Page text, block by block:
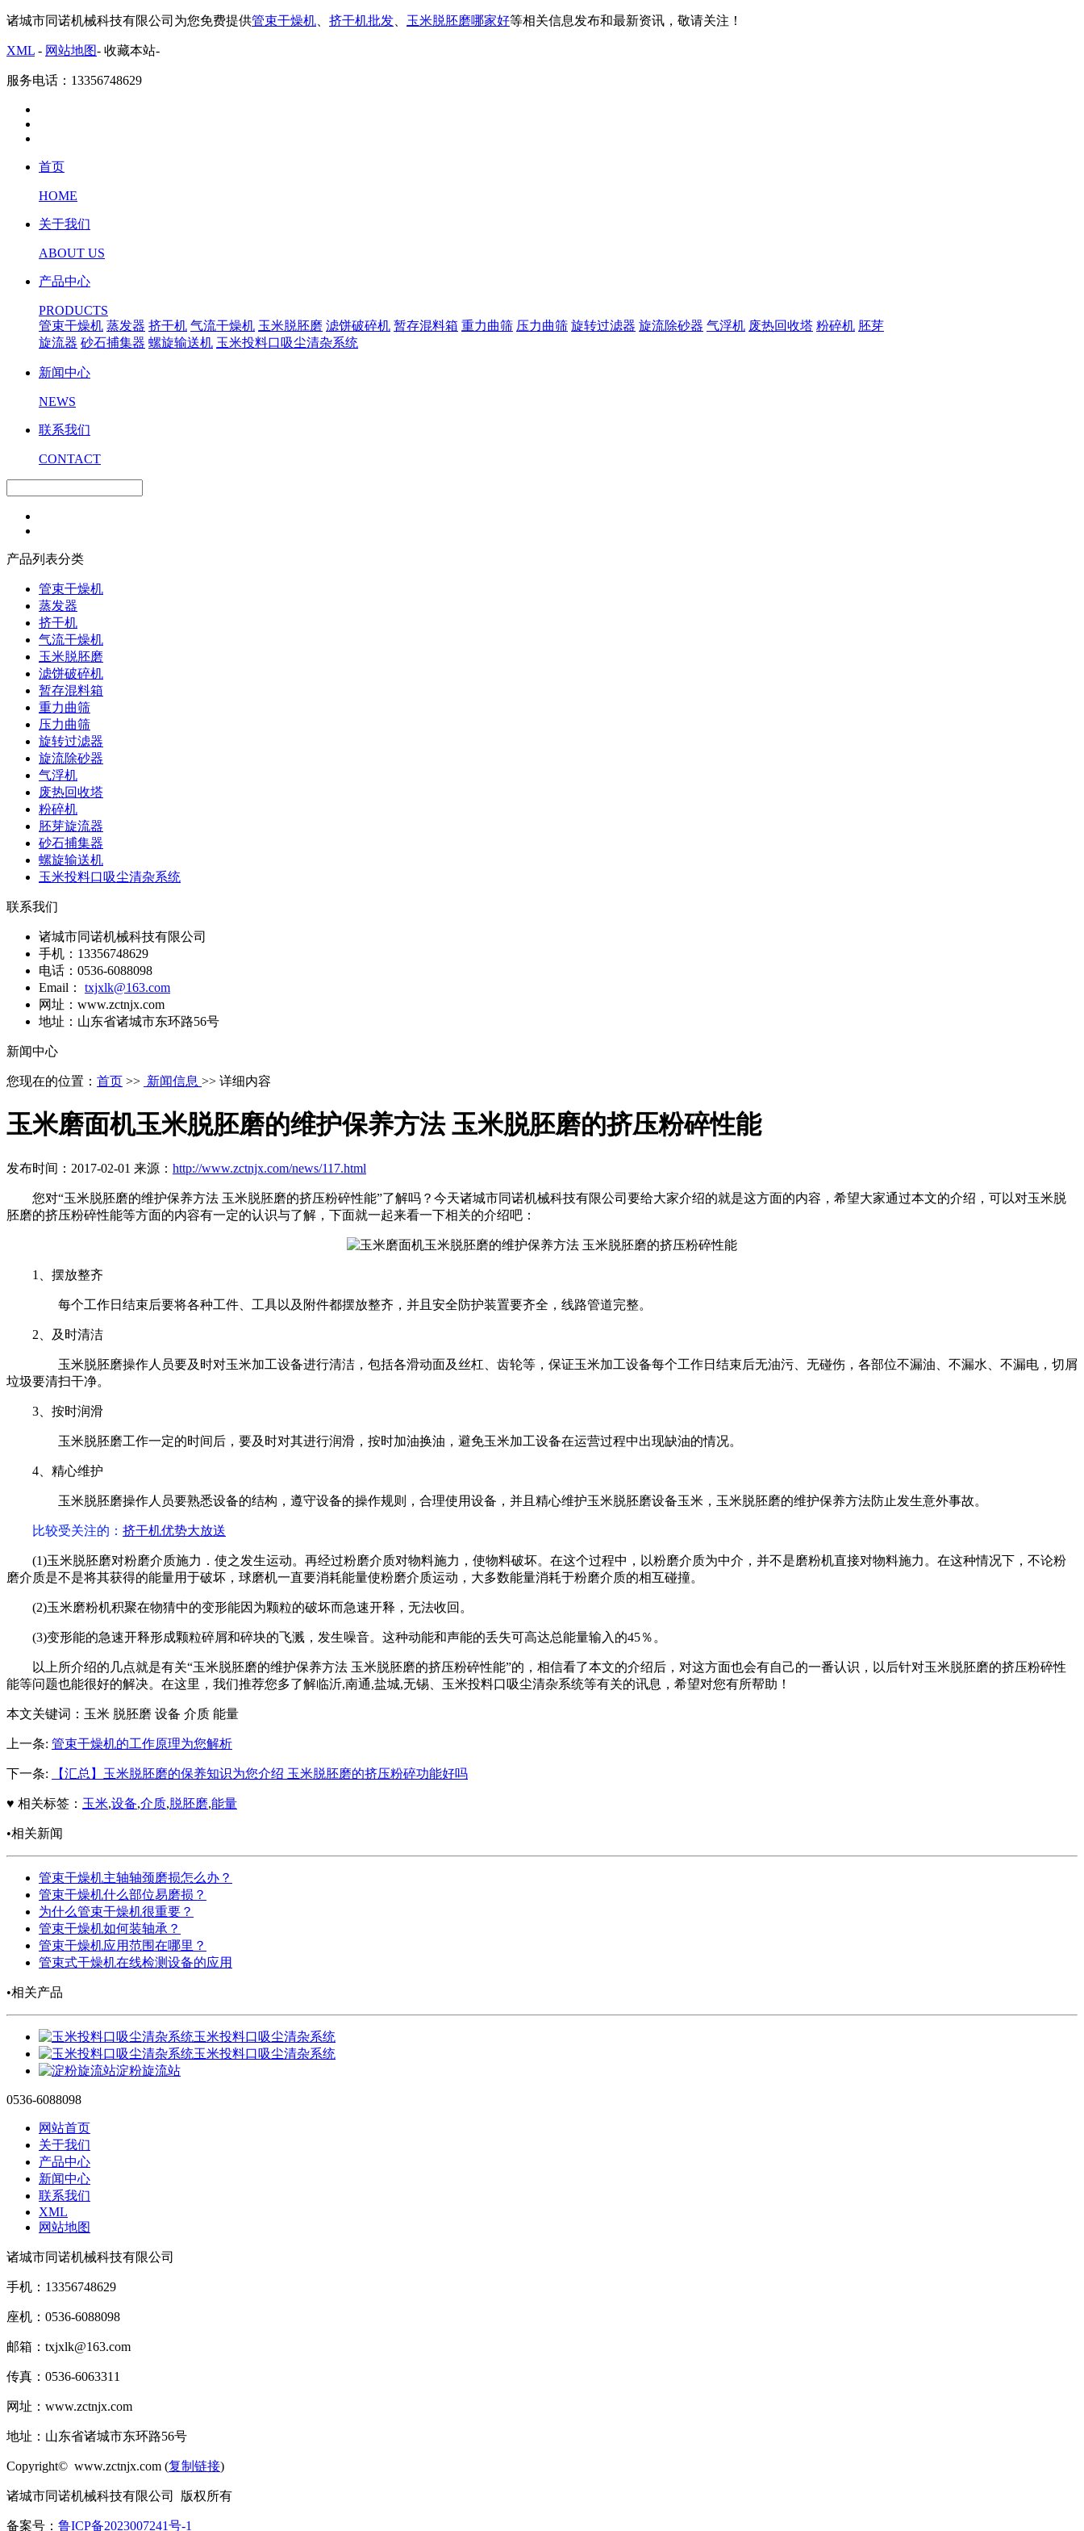
诸城市同诺机械科技有限公司为您免费提供管束干燥机 挤干机批发 玉米脱胚磨哪家好等相关信息发布和最新资讯，敬请关注！
XML - 网站地图- 收藏本站-
服务电话：13356748629
首页
HOME
关于我们
ABOUT US
产品中心
PRODUCTS
管束干燥机 蒸发器 挤干机 气流干燥机 玉米脱胚磨 滤饼破碎机 暂存混料箱 重力曲筛 压力曲筛 旋转过滤器 旋流除砂器 气浮机 废热回收塔 粉碎机 胚芽
旋流器 砂石捕集器 螺旋输送机 玉米投料口吸尘清杂系统
新闻中心
NEWS
联系我们
CONTACT
产品列表分类
管束干燥机
蒸发器
挤干机
气流干燥机
玉米脱胚磨
滤饼破碎机
暂存混料箱
重力曲筛
压力曲筛
旋转过滤器
旋流除砂器
气浮机
废热回收塔
粉碎机
胚芽旋流器
砂石捕集器
螺旋输送机
玉米投料口吸尘清杂系统
联系我们
诸城市同诺机械科技有限公司
手机：13356748629
电话：0536-6088098
Email： txjxlk@163.com
网址：www.zctnjx.com
地址：山东省诸城市东环路56号
新闻中心
您现在的位置： 首页 >> 新闻信息 >> 详细内容
玉米磨面机玉米脱胚磨的维护保养方法 玉米脱胚磨的挤压粉碎性能
发布时间：2017-02-01 来源： http://www.zctnjx.com/news/117.html
您对“玉米脱胚磨的维护保养方法 玉米脱胚磨的挤压粉碎性能”了解吗？今天诸城市同诺机械科技有限公司要给大家介绍的就是这方面的内容，希望大家通过本文的介绍，可以对玉米脱
胚磨的挤压粉碎性能等方面的内容有一定的认识与了解，下面就一起来看一下相关的介绍吧：
1、摆放整齐
每个工作日结束后要将各种工件、工具以及附件都摆放整齐，并且安全防护装置要齐全，线路管道完整。
2、及时清洁
玉米脱胚磨操作人员要及时对玉米加工设备进行清洁，包括各滑动面及丝杠、齿轮等，保证玉米加工设备每个工作日结束后无油污、无碰伤，各部位不漏油、不漏水、不漏电，切屑
垃圾要清扫干净。
3、按时润滑
玉米脱胚磨工作一定的时间后，要及时对其进行润滑，按时加油换油，避免玉米加工设备在运营过程中出现缺油的情况。
4、精心维护
玉米脱胚磨操作人员要熟悉设备的结构，遵守设备的操作规则，合理使用设备，并且精心维护玉米脱胚磨设备玉米，玉米脱胚磨的维护保养方法防止发生意外事故。
比较受关注的 ： 挤干机优势大放送
(1)玉米脱胚磨对粉磨介质施力．使之发生运动。再经过粉磨介质对物料施力，使物料破坏。在这个过程中，以粉磨介质为中介，并不是磨粉机直接对物料施力。在这种情况下，不论粉
磨介质是不是将其获得的能量用于破坏，球磨机一直要消耗能量使粉磨介质运动，大多数能量消耗于粉磨介质的相互碰撞。
(2)玉米磨粉机积聚在物猜中的变形能因为颗粒的破坏而急速开释，无法收回。
(3)变形能的急速开释形成颗粒碎屑和碎块的飞溅，发生噪音。这种动能和声能的丢失可高达总能量输入的45％。
以上所介绍的几点就是有关“玉米脱胚磨的维护保养方法 玉米脱胚磨的挤压粉碎性能”的，相信看了本文的介绍后，对这方面也会有自己的一番认识，以后针对玉米脱胚磨的挤压粉碎性
能等问题也能很好的解决。在这里，我们推荐您多了解临沂,南通,盐城,无锡、玉米投料口吸尘清杂系统等有关的讯息，希望对您有所帮助！
本文关键词： 玉米 脱胚磨 设备 介质 能量
上一条: 管束干燥机的工作原理为您解析
下一条: 【汇总】玉米脱胚磨的保养知识为您介绍 玉米脱胚磨的挤压粉碎功能好吗
♥ 相关标签： 玉米,设备,介质,脱胚磨,能量
•相关新闻
管束干燥机主轴轴颈磨损怎么办？
管束干燥机什么部位易磨损？
为什么管束干燥机很重要？
管束干燥机如何装轴承？
管束干燥机应用范围在哪里？
管束式干燥机在线检测设备的应用
•相关产品
玉米投料口吸尘清杂系统
玉米投料口吸尘清杂系统
淀粉旋流站
0536-6088098
网站首页
关于我们
产品中心
新闻中心
联系我们
XML
网站地图
诸城市同诺机械科技有限公司
手机：13356748629
座机：0536-6088098
邮箱：txjxlk@163.com
传真：0536-6063311
网址：www.zctnjx.com
地址：山东省诸城市东环路56号
Copyright© www.zctnjx.com (复制链接)
诸城市同诺机械科技有限公司 版权所有
备案号： 鲁ICP备2023007241号-1